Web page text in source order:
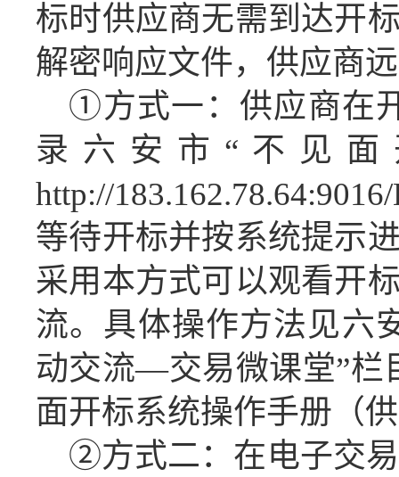
标时供应商无需到达开
解密响应文件， 供应商
①方式一： 供应商在
录六安市“不见
http://
等待开标并按系统提示
采用本方式可以观看开
流。具体操作方法见六
动交流—交易微课堂”栏
面开标系统操作手册（
②方式二：在电子交